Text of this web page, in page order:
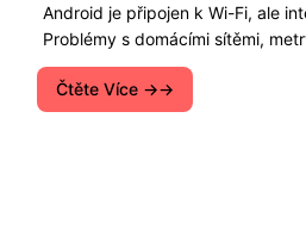
Android je připojen k Wi-Fi, ale
Problémy s domácími sítěmi,
Čtěte Více →